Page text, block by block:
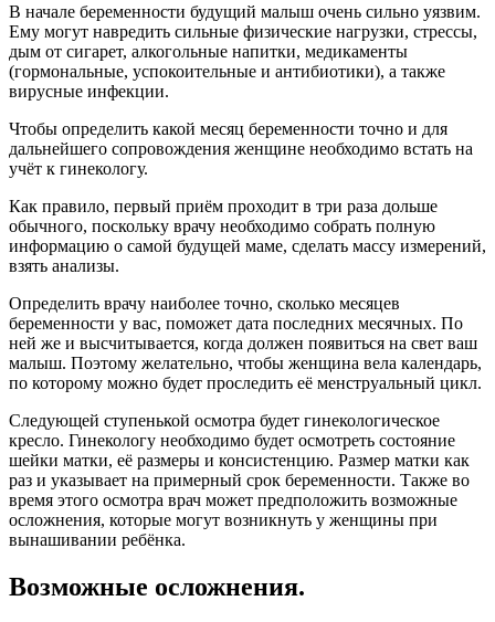
В начале беременности будущий малыш очень сильно уязвим.
Ему могут навредить сильные физические нагрузки, стрессы,
дым от сигарет, алкогольные напитки, медикаменты
(гормональные, успокоительные и антибиотики), а также
вирусные инфекции.
Чтобы определить какой месяц беременности точно и для
дальнейшего сопровождения женщине необходимо встать на
учёт к гинекологу.
Как правило, первый приём проходит в три раза дольше
обычного, поскольку врачу необходимо собрать полную
информацию о самой будущей маме, сделать массу измерений,
взять анализы.
Определить врачу наиболее точно, сколько месяцев
беременности у вас, поможет дата последних месячных. По
ней же и высчитывается, когда должен появиться на свет ваш
малыш. Поэтому желательно, чтобы женщина вела календарь,
по которому можно будет проследить её менструальный цикл.
Следующей ступенькой осмотра будет гинекологическое
кресло. Гинекологу необходимо будет осмотреть состояние
шейки матки, её размеры и консистенцию. Размер матки как
раз и указывает на примерный срок беременности. Также во
время этого осмотра врач может предположить возможные
осложнения, которые могут возникнуть у женщины при
вынашивании ребёнка.
Возможные осложнения.